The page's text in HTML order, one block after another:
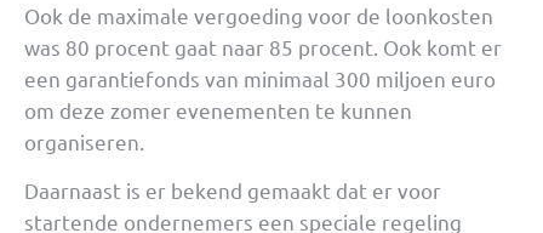
Ook de maximale vergoeding voor de loonkosten
was 80 procent gaat naar 85 procent. Ook komt er
een garantiefonds van minimaal 300 miljoen euro
om deze zomer evenementen te kunnen
organiseren.
Daarnaast is er bekend gemaakt dat er voor
startende ondernemers een speciale regeling